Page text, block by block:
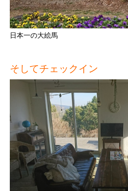
日本一の大絵馬
そしてチェックイン